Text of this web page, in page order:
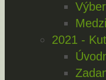
2021 -